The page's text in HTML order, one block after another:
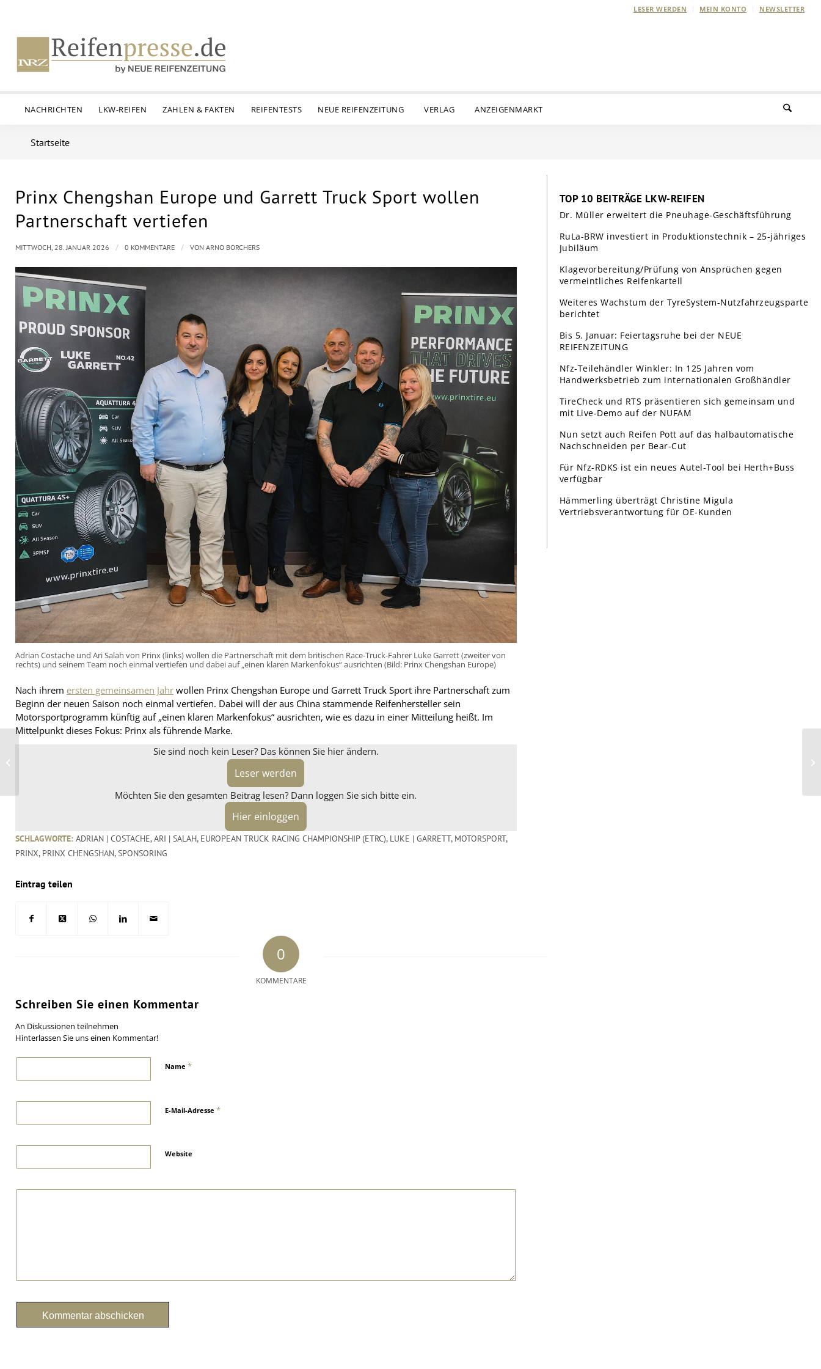
LESER WERDEN MEIN KONTO NEWSLETTER
NACHRICHTEN LKW-REIFEN ZAHLEN & FAKTEN REIFENTESTS NEUE REIFENZEITUNG VERLAG ANZEIGENMARKT
Startseite
Prinx Chengshan Europe und Garrett Truck Sport wollen
Partnerschaft vertiefen
Adrian Costache und Ari Salah von Prinx (links) wollen die Partnerschaft mit dem britischen Race-Truck-Fahrer Luke Garrett (zweiter von
rechts) und seinem Team noch einmal vertiefen und dabei auf „einen klaren Markenfokus“ ausrichten (Bild: Prinx Chengshan Europe)
Nach ihrem ersten gemeinsamen Jahr wollen Prinx Chengshan Europe und Garrett Truck Sport ihre Partnerschaft zum
Beginn der neuen Saison noch einmal vertiefen. Dabei will der aus China stammende Reifenhersteller sein
Motorsportprogramm künftig auf „einen klaren Markenfokus“ ausrichten, wie es dazu in einer Mitteilung heißt. Im
Mittelpunkt dieses Fokus: Prinx als führende Marke.
Sie sind noch kein Leser? Das können Sie hier ändern.
Leser werden
Möchten Sie den gesamten Beitrag lesen? Dann loggen Sie sich bitte ein.
Hier einloggen
MITTWOCH, 28. JANUAR 2026 / 0 KOMMENTARE / VON ARNO BORCHERS
SCHLAGWORTE: ADRIAN | COSTACHE,ARI | SALAH, EUROPEAN TRUCK RACING CHAMPIONSHIP (ETRC), LUKE | GARRETT, MOTORSPORT,
PRINX, PRINX CHENGSHAN,SPONSORING
Eintrag teilen
0
KOMMENTARE
Schreiben Sie einen Kommentar
An Diskussionen teilnehmen
Hinterlassen Sie uns einen Kommentar!
Name *
E-Mail-Adresse *
Website
TOP 10 BEITRÄGE LKW-REIFEN
Dr. Müller erweitert die Pneuhage-Geschäftsführung
RuLa-BRW investiert in Produktionstechnik – 25-jähriges
Jubiläum
Klagevorbereitung/Prüfung von Ansprüchen gegen
vermeintliches Reifenkartell
Weiteres Wachstum der TyreSystem-Nutzfahrzeugsparte
berichtet
Bis 5. Januar: Feiertagsruhe bei der NEUE
REIFENZEITUNG
Nfz-Teilehändler Winkler: In 125 Jahren vom
Handwerksbetrieb zum internationalen Großhändler
TireCheck und RTS präsentieren sich gemeinsam und
mit Live-Demo auf der NUFAM
Nun setzt auch Reifen Pott auf das halbautomatische
Nachschneiden per Bear-Cut
Für Nfz-RDKS ist ein neues Autel-Tool bei Herth+Buss
verfügbar
Hämmerling überträgt Christine Migula
Vertriebsverantwortung für OE-Kunden